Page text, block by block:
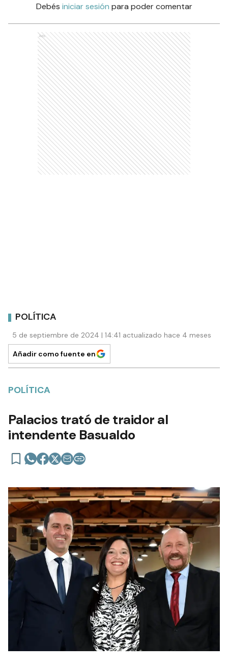
Debés iniciar sesión para poder comentar
Ads
POLÍTICA
5 de septiembre de 2024 | 14:41 actualizado hace 4 meses
Añadir como fuente en
POLÍTICA
Palacios trató de traidor al
intendente Basualdo